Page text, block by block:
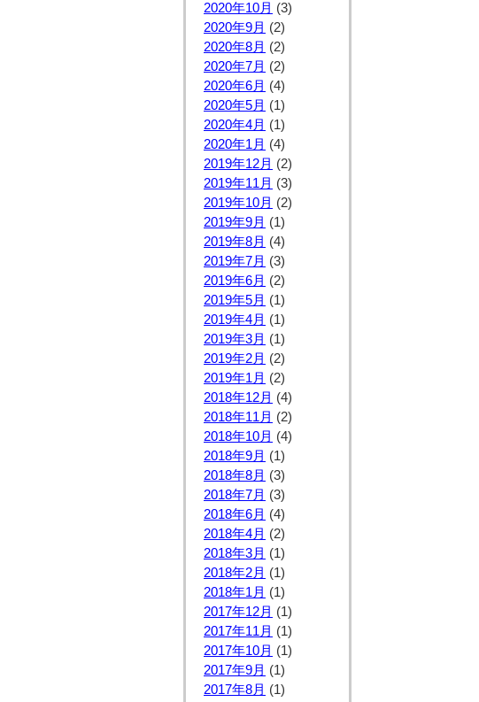
2020年10月 (3)
2020年9月 (2)
2020年8月 (2)
2020年7月 (2)
2020年6月 (4)
2020年5月 (1)
2020年4月 (1)
2020年1月 (4)
2019年12月 (2)
2019年11月 (3)
2019年10月 (2)
2019年9月 (1)
2019年8月 (4)
2019年7月 (3)
2019年6月 (2)
2019年5月 (1)
2019年4月 (1)
2019年3月 (1)
2019年2月 (2)
2019年1月 (2)
2018年12月 (4)
2018年11月 (2)
2018年10月 (4)
2018年9月 (1)
2018年8月 (3)
2018年7月 (3)
2018年6月 (4)
2018年4月 (2)
2018年3月 (1)
2018年2月 (1)
2018年1月 (1)
2017年12月 (1)
2017年11月 (1)
2017年10月 (1)
2017年9月 (1)
2017年8月 (1)